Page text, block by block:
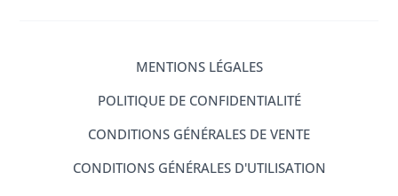
MENTIONS LÉGALES
POLITIQUE DE CONFIDENTIALITÉ
CONDITIONS GÉNÉRALES DE VENTE
CONDITIONS GÉNÉRALES D'UTILISATION